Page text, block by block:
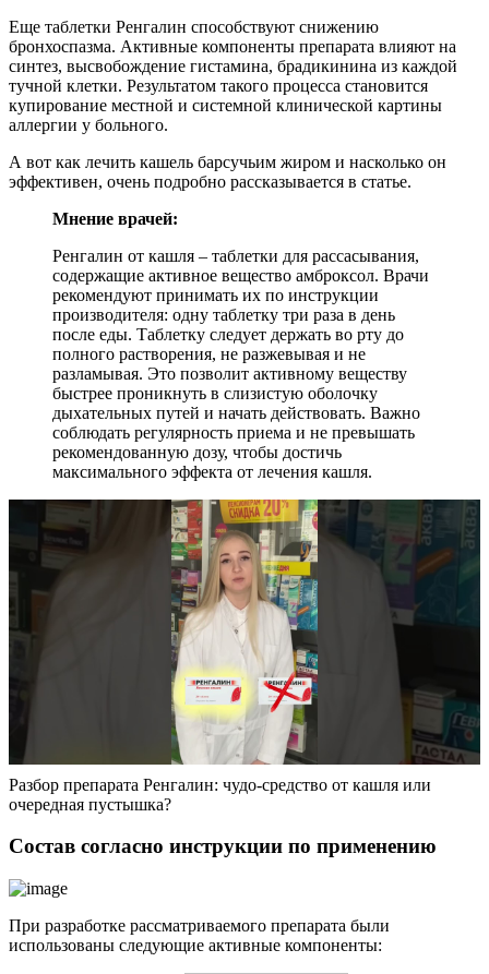
Еще таблетки Ренгалин способствуют снижению
бронхоспазма. Активные компоненты препарата влияют на
синтез, высвобождение гистамина, брадикинина из каждой
тучной клетки. Результатом такого процесса становится
купирование местной и системной клинической картины
аллергии у больного.
А вот как лечить кашель барсучьим жиром и насколько он
эффективен, очень подробно рассказывается в статье.
Мнение врачей:
Ренгалин от кашля – таблетки для рассасывания,
содержащие активное вещество амброксол. Врачи
рекомендуют принимать их по инструкции
производителя: одну таблетку три раза в день
после еды. Таблетку следует держать во рту до
полного растворения, не разжевывая и не
разламывая. Это позволит активному веществу
быстрее проникнуть в слизистую оболочку
дыхательных путей и начать действовать. Важно
соблюдать регулярность приема и не превышать
рекомендованную дозу, чтобы достичь
максимального эффекта от лечения кашля.
Разбор препарата Ренгалин: чудо-средство от кашля или
очередная пустышка?
Состав согласно инструкции по применению
При разработке рассматриваемого препарата были
использованы следующие активные компоненты: